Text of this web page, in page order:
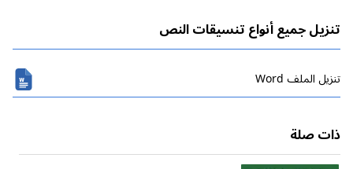
تنزيل جميع أنواع تنسيقات النص
تنزیل الملف Word
ذات صلة